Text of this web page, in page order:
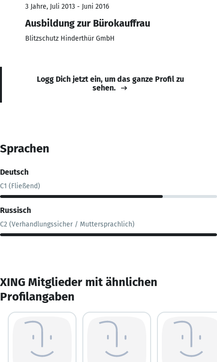
3 Jahre, Juli 2013 - Juni 2016
Ausbildung zur Bürokauffrau
Blitzschutz Hinderthür GmbH
Logg Dich jetzt ein, um das ganze Profil zu
sehen.
Sprachen
Deutsch
C1 (Fließend)
Russisch
C2 (Verhandlungssicher / Muttersprachlich)
XING Mitglieder mit ähnlichen
Profilangaben